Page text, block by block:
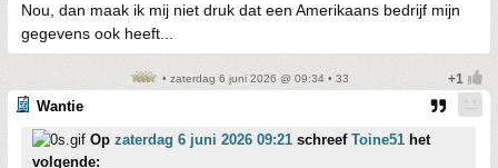
Nou, dan maak ik mij niet druk dat een Amerikaans bedrijf mijn
gegevens ook heeft...
• zaterdag 6 juni 2026 @ 09:34 • 33
Wantie
Op zaterdag 6 juni 2026 09:21 schreef Toine51 het
volgende: